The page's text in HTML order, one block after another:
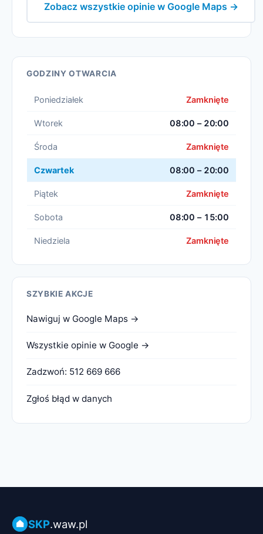
GODZINY OTWARCIA
Poniedziałek Zamknięte
Wtorek 08:00 – 20:00
Środa Zamknięte
Czwartek 08:00 – 20:00
Piątek Zamknięte
Sobota 08:00 – 15:00
Niedziela Zamknięte
SZYBKIE AKCJE
Nawiguj w Google Maps →
Wszystkie opinie w Google →
Zadzwoń: 512 669 666
Zgłoś błąd w danych
Zobacz wszystkie opinie w Google Maps →
SKP.waw.pl